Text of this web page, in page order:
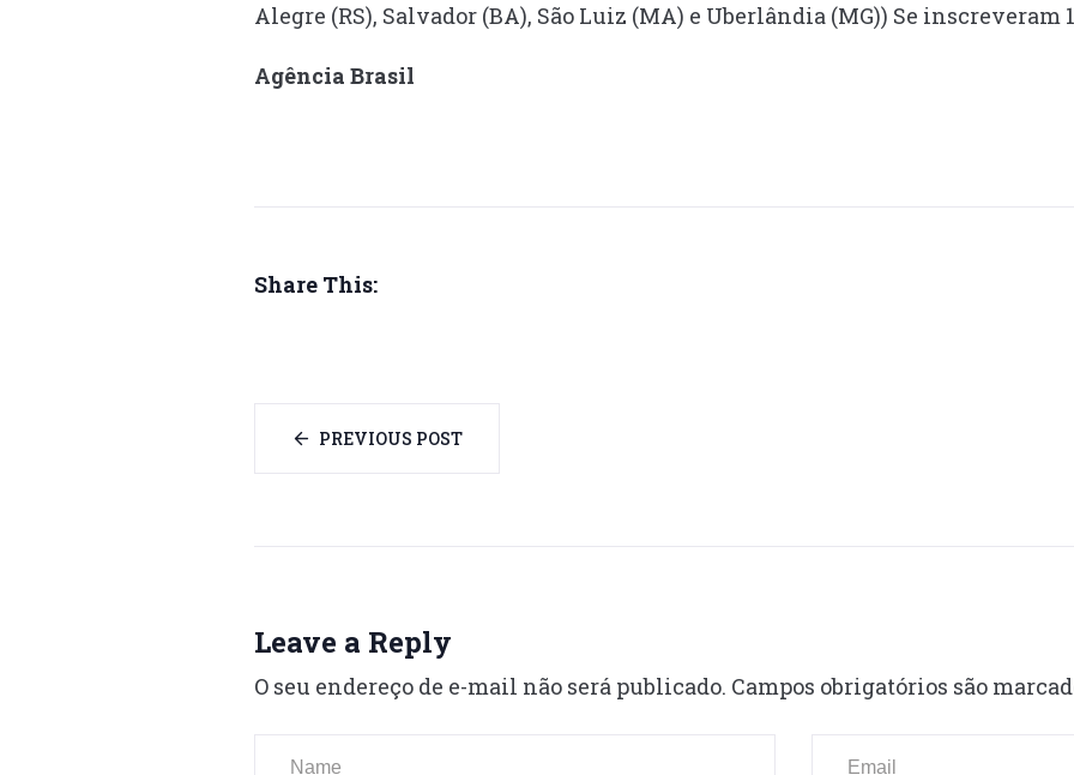
Alegre (RS), Salvador (BA), São Luiz (MA) e Uberlândia (MG)) Se inscreveram
Agência Brasil
Share This:
PREVIOUS POST
Leave a Reply
O seu endereço de e-mail não será publicado. Campos obrigatórios são